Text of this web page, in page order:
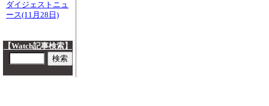
ダイジェストニュ
ース(11月28日)
【Watch記事検索】